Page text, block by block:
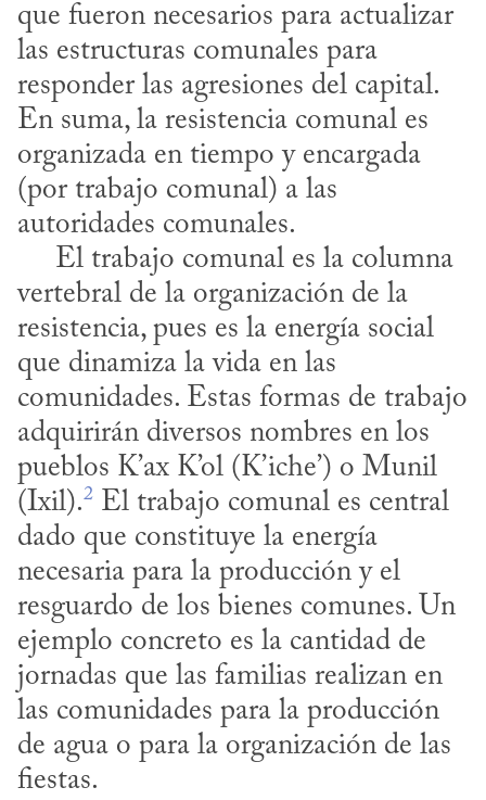
que fueron necesarios para actualizar
las estructuras comunales para
responder las agresiones del capital.
En suma, la resistencia comunal es
organizada en tiempo y encargada
(por trabajo comunal) a las
autoridades comunales.
vertebral de la organización de la
resistencia, pues es la energía social
que dinamiza la vida en las
comunidades. Estas formas de trabajo
adquirirán diversos nombres en los
pueblos K’ax K’ol (K’iche’) o Munil
(Ixil).2 El trabajo comunal es central
dado que constituye la energía
necesaria para la producción y el
resguardo de los bienes comunes. Un
ejemplo concreto es la cantidad de
jornadas que las familias realizan en
las comunidades para la producción
de agua o para la organización de las
fiestas.